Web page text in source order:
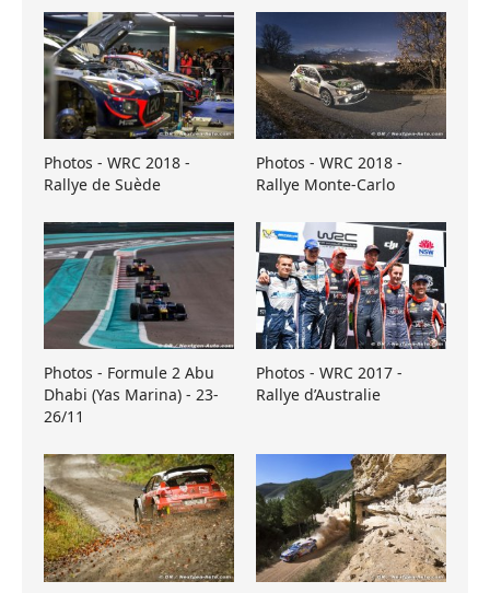
Photos - WRC 2018 -
Rallye de Suède
Photos - WRC 2018 -
Rallye Monte-Carlo
Photos - Formule 2 Abu
Dhabi (Yas Marina) - 23-
26/11
Photos - WRC 2017 -
Rallye d’Australie